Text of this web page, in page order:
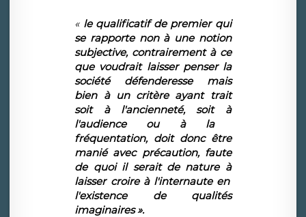
« le qualificatif de premier qui
se rapporte non àune notion
subjective, contrairement àce
que voudrait laisser penser la
sociétédéfenderesse mais
bien àun critère ayant trait
soit àl'ancienneté, soit à
l'audience ou àla
fréquentation, doit donc être
maniéavec précaution, faute
de quoi il serait de nature à
laisser croire àl'internaute en
l'existence de qualités
imaginaires».